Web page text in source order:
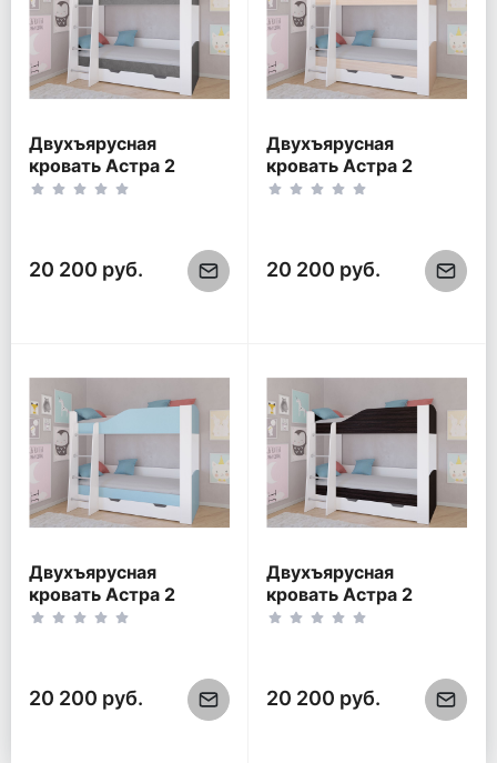
Двухъярусная
кровать Астра 2
Белый/Железный
20 200 руб.
Двухъярусная
кровать Астра 2
Белый/Дуб молочный
20 200 руб.
Двухъярусная
кровать Астра 2
Белый/Голубой
20 200 руб.
Двухъярусная
кровать Астра 2
Белый/Венге
20 200 руб.